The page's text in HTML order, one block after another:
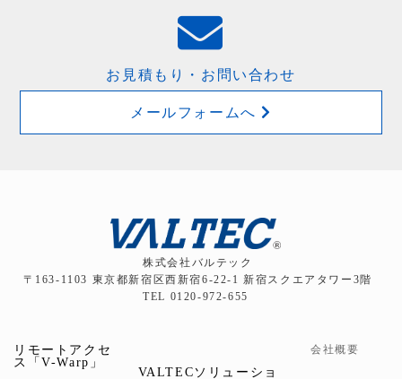
お見積もり・お問い合わせ
メールフォームへ
株式会社バルテック
〒163-1103 東京都新宿区西新宿6-22-1 新宿スクエアタワー3階
TEL 0120-972-655
リモートアクセ
ス「V-Warp」
VALTECソリューショ
会社概要